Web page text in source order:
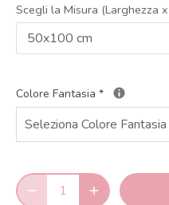
Scegli la Misura (Larghezza
50x100 cm
Colore Fantasia *